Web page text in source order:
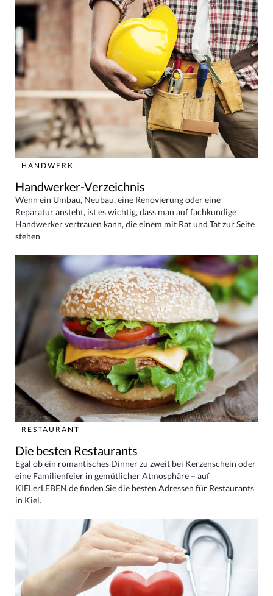
HANDWERK
Handwerker-Verzeichnis
Wenn ein Umbau, Neubau, eine Renovierung oder eine
Reparatur ansteht, ist es wichtig, dass man auf fachkundige
Handwerker vertrauen kann, die einem mit Rat und Tat zur Seite
stehen
RESTAURANT
Die besten Restaurants
Egal ob ein romantisches Dinner zu zweit bei Kerzenschein oder
eine Familienfeier in gemütlicher Atmosphäre – auf
KIELerLEBEN.de finden Sie die besten Adressen für Restaurants
in Kiel.